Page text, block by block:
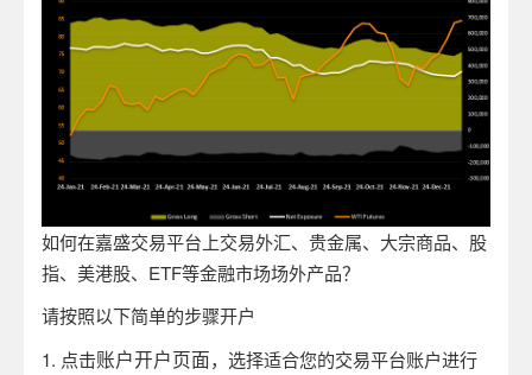
如何在嘉盛交易平台上交易外汇、贵金属、大宗商品、股
指、美港股、ETF等金融市场场外产品？
请按照以下简单的步骤开户
1. 点击账户开户页面，选择适合您的交易平台账户进行